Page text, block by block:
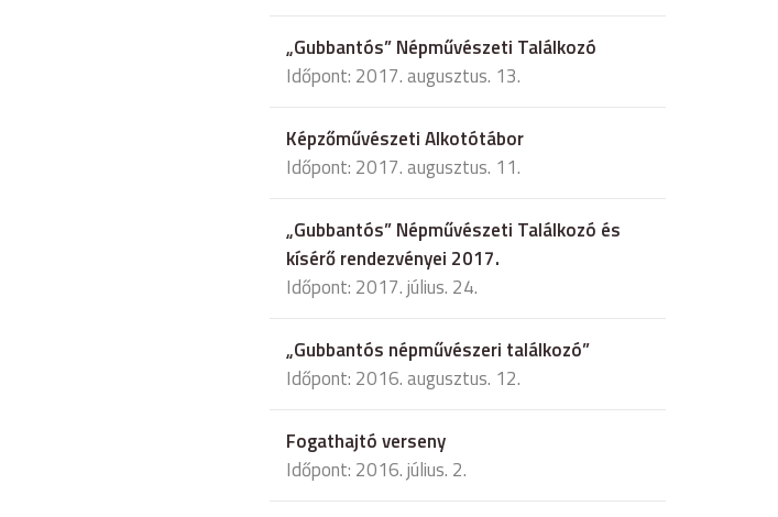
„Gubbantós” Népművészeti Találkozó
Időpont: 2017. augusztus. 13.
Képzőművészeti Alkotótábor
Időpont: 2017. augusztus. 11.
„Gubbantós” Népművészeti Találkozó és
kísérő rendezvényei 2017.
Időpont: 2017. július. 24.
„Gubbantós népművészeri találkozó”
Időpont: 2016. augusztus. 12.
Fogathajtó verseny
Időpont: 2016. július. 2.